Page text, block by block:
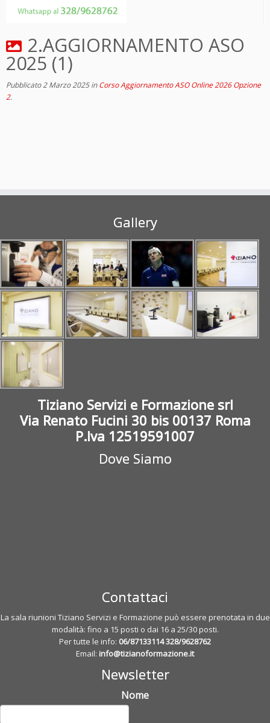
2.AGGIORNAMENTO ASO
2025 (1)
Pubblicato2 Marzo 2025inCorso Aggiornamento ASO Online 2026 Opzione
2.
Gallery
Tiziano Servizi e Formazione srl
Via Renato Fucini 30 bis 00137 Roma
P.Iva 12519591007
Dove Siamo
Contattaci
La sala riunioni Tiziano Servizi e Formazione può essere prenotata in due
modalità: fino a 15 posti o dai 16 a 25/30 posti.
Per tutte le info: 06/87133114328/9628762
Email: info@tizianoformazione.it
Newsletter
Nome